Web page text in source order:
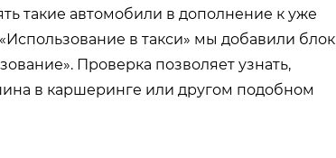
такие автомобили в дополнение к уже
в такси» мы добавили блок
Проверка позволяет узнать,
в каршеринге или другом подобном